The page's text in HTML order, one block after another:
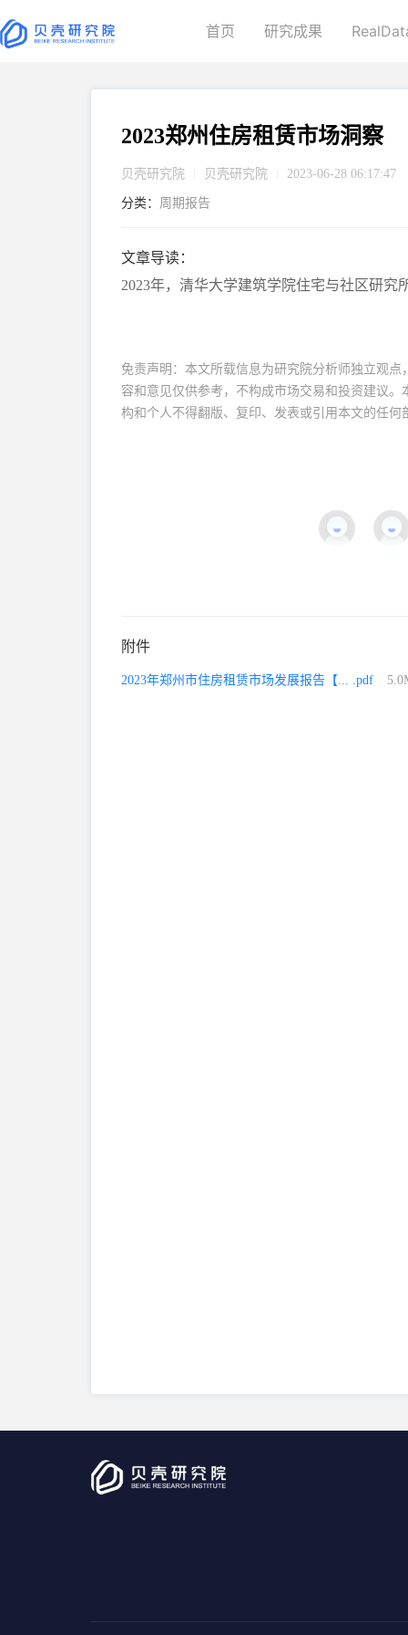
首页 研究成果
2023郑州住房租赁市场洞察
贝壳研究院 贝壳研究院 2023-06-28 06:17:47
分类： 周期报告
文章导读：
2023年，清华大学建筑学院住宅与社区研
免责声明：本文所载信息为研究院分析师独立观
容和意见仅供参考，不构成市场交易和投资建议
构和个人不得翻版、复印、发表或引用本文的任何
附件
2023年郑州市住房租赁市场发展报告【... .pdf